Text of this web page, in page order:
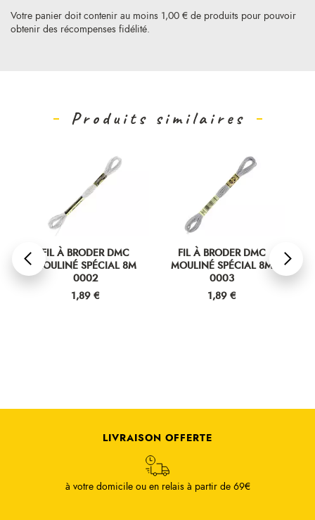
Votre panier doit contenir au moins 1,00 € de produits pour pouvoir
obtenir des récompenses fidélité.
Produits similaires
FIL À BRODER DMC
MOULINÉ SPÉCIAL 8M
0002
Prix
1,89 €
FIL À BRODER DMC
MOULINÉ SPÉCIAL 8M
0003
Prix
1,89 €
LIVRAISON OFFERTE
à votre domicile ou en relais à partir de 69€